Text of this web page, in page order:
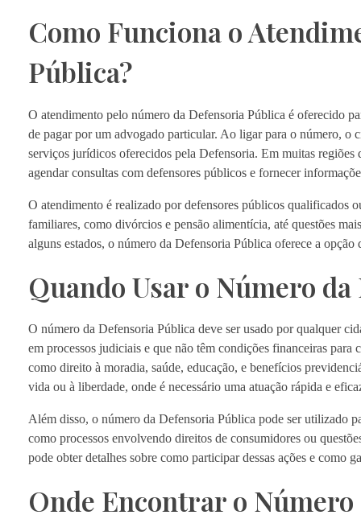
Como Funciona o
Pública?
O atendimento pelo número da Defensoria Pública é oferecido
de pagar por um advogado particular. Ao ligar para o número, o
serviços jurídicos oferecidos pela Defensoria. Em muitas
agendar consultas com defensores públicos e fornecer
O atendimento é realizado por defensores públicos qualificados
familiares, como divórcios e pensão alimentícia, até questões
alguns estados, o número da Defensoria Pública oferece a
Quando Usar o Número
O número da Defensoria Pública deve ser usado por qualquer
em processos judiciais e que não têm condições financeiras
como direito à moradia, saúde, educação, e benefícios
vida ou à liberdade, onde é necessário uma atuação rápida e
Além disso, o número da Defensoria Pública pode ser utilizado
como processos envolvendo direitos de consumidores ou
pode obter detalhes sobre como participar dessas ações e como
Onde Encontrar o